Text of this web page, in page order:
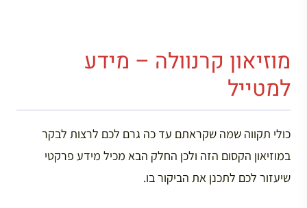
מוזיאון קרנוולה – מידע
למטייל
כולי תקווה שמה שקראתם עד כה גרם לכם לרצות לבקר
במוזיאון הקסום הזה ולכן החלק הבא מכיל מידע פרקטי
שיעזור לכם לתכנן את הביקור בו.